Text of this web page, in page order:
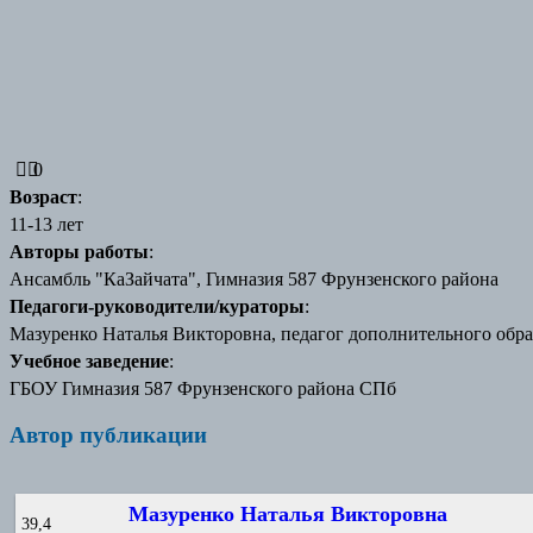
0
Возраст:
11-13 лет
Авторы работы:
Ансамбль "КаЗайчата", Гимназия 587 Фрунзенского района
Педагоги-руководители/кураторы:
Мазуренко Наталья Викторовна, педагог дополнительного
Учебное заведение:
ГБОУ Гимназия 587 Фрунзенского района СПб
Автор публикации
Мазуренко Наталья Викторовна
39,4